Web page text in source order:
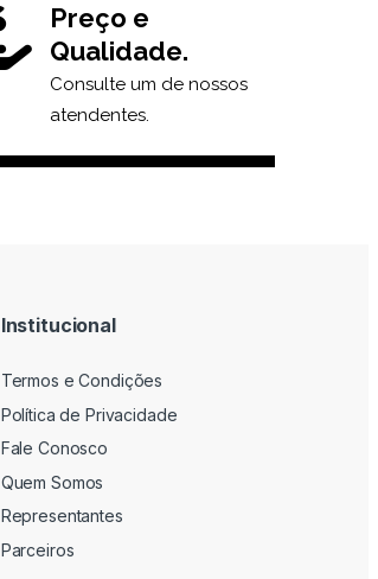
Preço e
Qualidade.
Consulte um de nossos
atendentes.
Institucional
Termos e Condições
Política de Privacidade
Fale Conosco
Quem Somos
Representantes
Parceiros